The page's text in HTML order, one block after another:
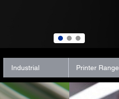
Industrial Printer Range